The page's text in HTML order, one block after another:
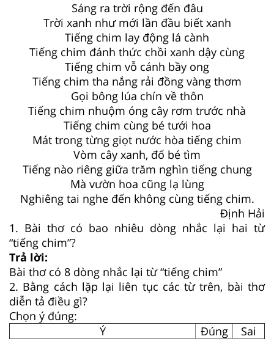
Sáng ra trời rộng đến đâu
Trời xanh như mới lần đầu biết xanh
Tiếng chim lay động lá cành
Tiếng chim đánh thức chồi xanh dậy cùng
Tiếng chim vỗ cánh bầy ong
Tiếng chim tha nắng rải đồng vàng thơm
Gọi bông lúa chín về thôn
Tiếng chim nhuộm óng cây rơm trước nhà
Tiếng chim cùng bé tưới hoa
Mát trong từng giọt nước hòa tiếng chim
Vòm cây xanh, đố bé tìm
Tiếng nào riêng giữa trăm nghìn tiếng chung
Mà vườn hoa cũng lạ lùng
Nghiêng tai nghe đến không cùng tiếng chim.
Định Hải
1. Bài thơ có bao nhiêu dòng nhắc lại hai từ
“tiếng chim”?
Trả lời:
Bài thơ có 8 dòng nhắc lại từ “tiếng chim”
2. Bằng cách lặp lại liên tục các từ trên, bài thơ
diễn tả điều gì?
Chọn ý đúng:
Ý
Đúng
Sai